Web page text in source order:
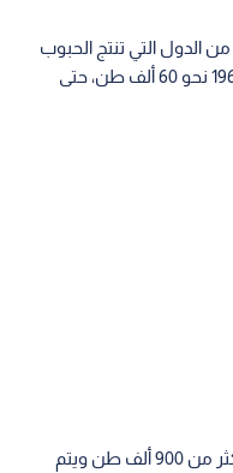
الدول التي تنتج الحبوب
وتصدرها، وبلغت كمية ما صدرته عام 1960 نحو 60 ألف طن، حتى
التقديرات اليوم تقول أن الأردن يحتاج أكثر من 900 ألف طن ويتم